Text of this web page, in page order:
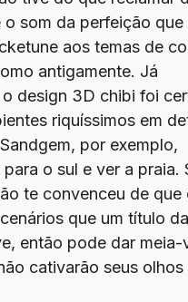
o som da perfeição que
aos temas de
antigamente. Já
design 3D chibi foi
riquíssimos em
por exemplo,
o sul e ver a praia.
te convenceu de que
que um título da
então pode dar meia-
cativarão seus olhos